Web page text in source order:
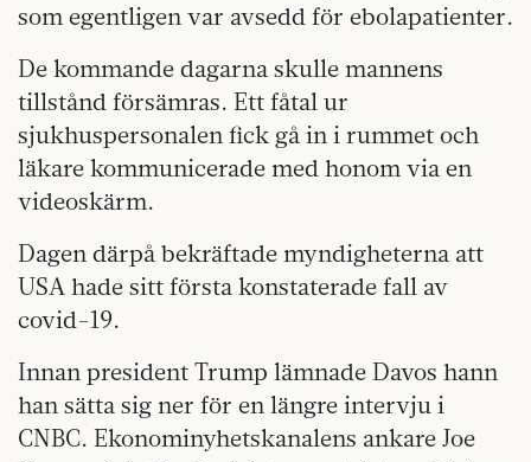
som egentligen var avsedd för ebolapatienter.
De kommande dagarna skulle mannens
tillstånd försämras. Ett fåtal ur
sjukhuspersonalen fick gå in i rummet och
läkare kommunicerade med honom via en
videoskärm.
Dagen därpå bekräftade myndigheterna att
USA hade sitt första konstaterade fall av
covid-19.
Innan president Trump lämnade Davos hann
han sätta sig ner för en längre intervju i
CNBC. Ekonominyhetskanalens ankare Joe